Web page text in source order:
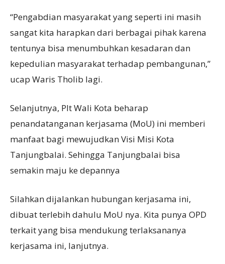
“Pengabdian masyarakat yang seperti ini masih
sangat kita harapkan dari berbagai pihak karena
tentunya bisa menumbuhkan kesadaran dan
kepedulian masyarakat terhadap pembangunan,”
ucap Waris Tholib lagi.
Selanjutnya, Plt Wali Kota beharap
penandatanganan kerjasama (MoU) ini memberi
manfaat bagi mewujudkan Visi Misi Kota
Tanjungbalai. Sehingga Tanjungbalai bisa
semakin maju ke depannya
Silahkan dijalankan hubungan kerjasama ini,
dibuat terlebih dahulu MoU nya. Kita punya OPD
terkait yang bisa mendukung terlaksananya
kerjasama ini, lanjutnya.